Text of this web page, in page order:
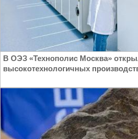
В ОЭЗ «Технополис Москва»
высокотехнологичных